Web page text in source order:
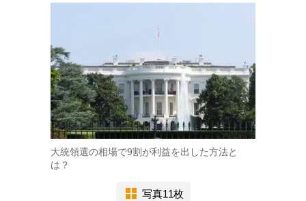
大統領選の相場で9割が利益を出した方法と
は？
写真11枚